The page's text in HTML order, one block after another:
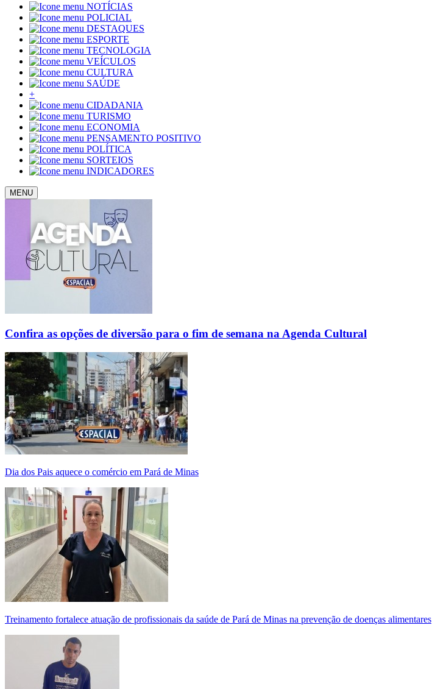
NOTÍCIAS
POLICIAL
DESTAQUES
ESPORTE
TECNOLOGIA
VEÍCULOS
CULTURA
SAÚDE
+
CIDADANIA
TURISMO
ECONOMIA
PENSAMENTO POSITIVO
POLÍTICA
SORTEIOS
INDICADORES
MENU
Confira as opções de diversão para o fim de semana na Agenda Cultural
Dia dos Pais aquece o comércio em Pará de Minas
Treinamento fortalece atuação de profissionais da saúde de Pará de Minas na prevenção de doenças alimentares